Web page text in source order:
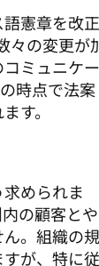
憲章を改正
々の変更が
ミュニケー
時点で法案
す。
められま
の顧客とや
。組織の
が、特に従